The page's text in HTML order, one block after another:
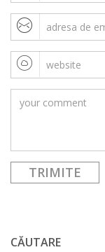
CĂUTARE